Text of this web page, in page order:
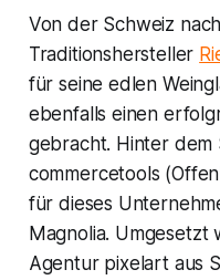
Von der Schweiz
Traditionshersteller
für seine edlen
ebenfalls einen
gebracht. Hinter dem
commercetools
für dieses
Magnolia. Umgesetzt
Agentur pixelartaus